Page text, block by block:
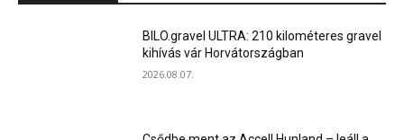
BILO.gravel ULTRA: 210 kilométeres gravel
kihívás vár Horvátországban
2026.08.07.